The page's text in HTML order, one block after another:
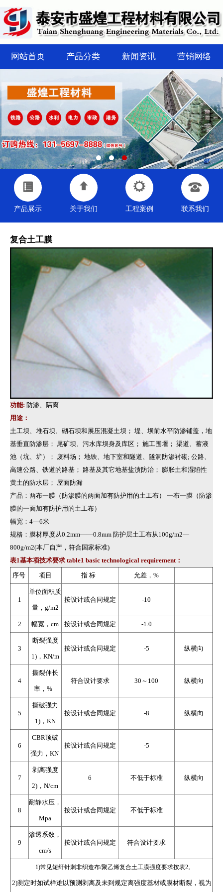
网站首页 产品分类 新闻资讯 营销网络
1 2 3
产品展示 关于我们 工程案例 联系我们
复合土工膜
功能: 防渗、隔离
用途：
土工坝、堆石坝、砌石坝和展压混凝土坝； 堤、坝前水平防渗铺盖，地
基垂直防渗层； 尾矿坝、污水库坝身及库区； 施工围堰； 渠道、蓄液
池（坑、圹）； 废料场； 地铁、地下室和隧道、隧洞防渗衬砌; 公路、
高速公路、铁道的路基； 路基及其它地基盐渍防治； 膨胀土和湿陷性
黄土的防水层； 屋面防漏
产品：两布一膜（防渗膜的两面加有防护用的土工布） 一布一膜（防渗
膜的一面加有防护用的土工布）
幅宽：4—6米
规格：膜材厚度从0.2mm——0.8mm 防护层土工布从100g/m2—
800g/m2(本厂自产，符合国家标准)
表1基本项技术要求 table1 basic technological requirement：
序号
项目 指 标 允差，%
1
单位面积质
量，g/m2
按设计或合同规定 -10
2 幅宽，cm 按设计或合同规定 -1.0
3
断裂强度
1)，KN/m
按设计或合同规定 -5 纵横向
4
撕裂伸长
率，%
符合设计要求 30～100 纵横向
5
撕破强力
1)，KN
按设计或合同规定 -8 纵横向
6
CBR顶破
强力，KN
按设计或合同规定 -5
7
剥离强度
2)，N/cm
6 不低于标准 纵横向
8
耐静水压，
Mpa
按设计或合同规定 不低于标准
9
渗透系数，
cm/s
按设计或合同规定 符合设计要求
1)常见短纤针刺非织造布/聚乙烯复合土工膜强度要求按表2。
2)测定时如试样难以预测剥离及未到规定离强度基材或膜材断裂，视为